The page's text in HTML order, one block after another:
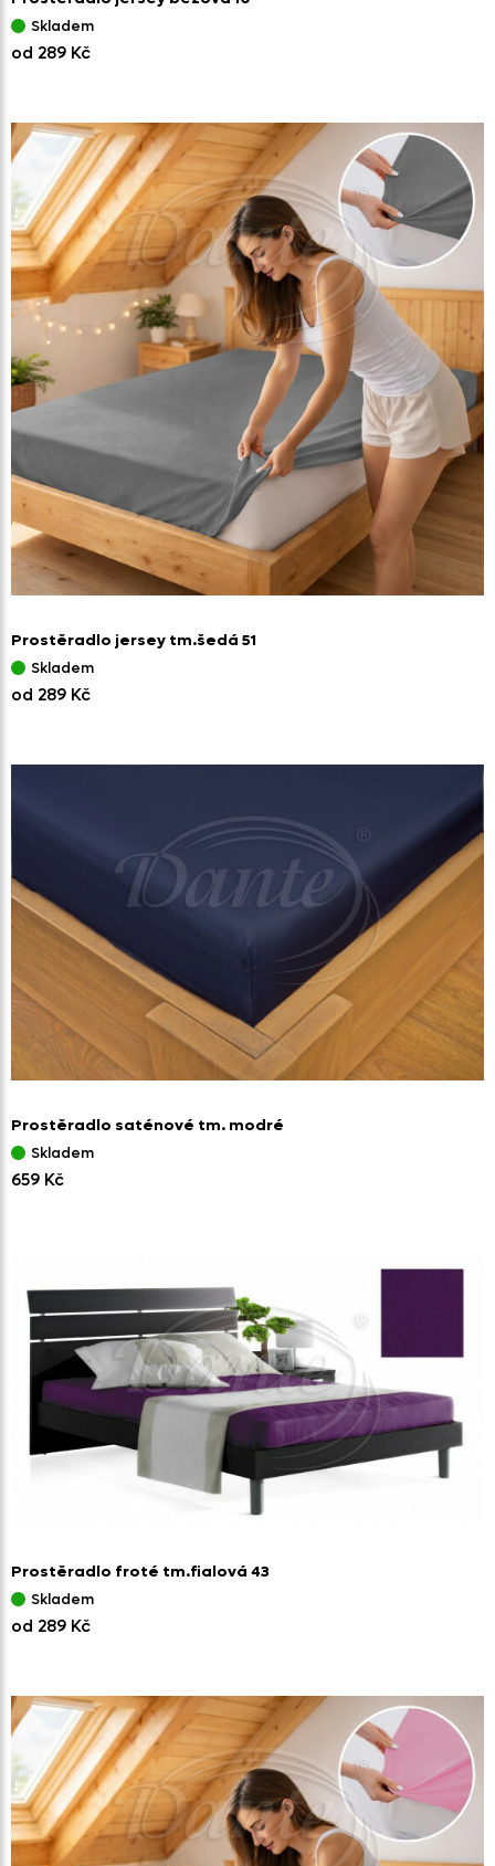
Skladem
od 289 Kč
Prostěradlo jersey tm.šedá 51
Skladem
od 289 Kč
Prostěradlo saténové tm. modré
Skladem
659 Kč
Prostěradlo froté tm.fialová 43
Skladem
od 289 Kč